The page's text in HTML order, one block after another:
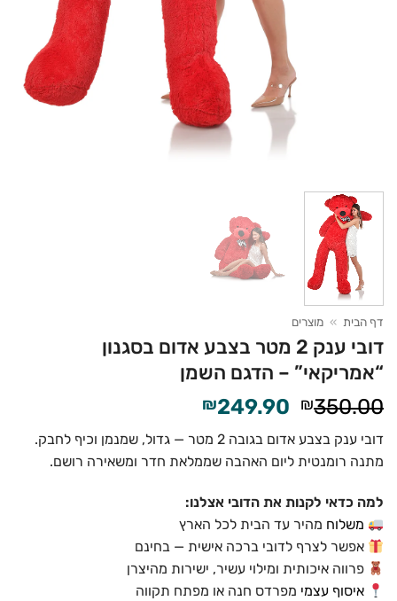
דף הבית » מוצרים
דובי ענק 2 מטר בצבע אדום בסגנון
“אמריקאי” – הדגם השמן
₪350.00
המחיר
היה:
₪350.00.
₪249.90
הנוכחי
הוא:
₪249.90.
דובי ענק בצבע אדום בגובה 2 מטר — גדול, שמנמן וכיף לחבק.
מתנה רומנטית ליום האהבה שממלאת חדר ומשאירה רושם.
למה כדאי לקנות את הדובי אצלנו:
משלוח מהיר עד הבית לכל הארץ
אפשר לצרף לדובי ברכה אישית — בחינם
פרווה איכותית ומילוי עשיר, ישירות מהיצרן
איסוף עצמי מפרדס חנה או מפתח תקווה